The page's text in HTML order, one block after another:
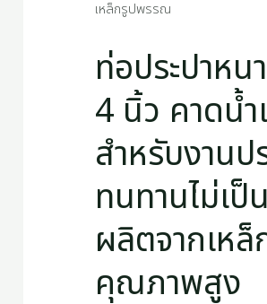
เหล็กรูปพรรณ
ท่อประปาหน
4 นิ้ว คาดน้ำ
สำหรับงานป
ทนทานไม่เ
ผลิตจากเหล็
คุณภาพสูง